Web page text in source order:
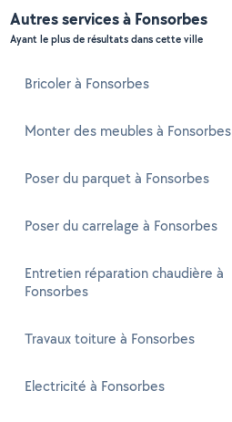
Autres services à Fonsorbes
Ayant le plus de résultats dans cette ville
Bricoler à Fonsorbes
Monter des meubles à Fonsorbes
Poser du parquet à Fonsorbes
Poser du carrelage à Fonsorbes
Entretien réparation chaudière à
Fonsorbes
Travaux toiture à Fonsorbes
Electricité à Fonsorbes